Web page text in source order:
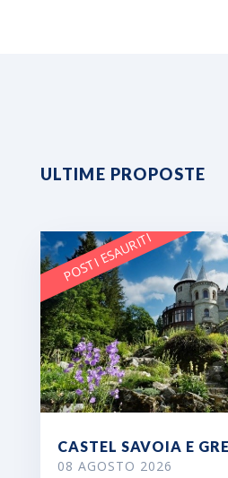
ULTIME PROPOSTE
CASTEL SAVOIA E
08 AGOSTO 2026
POSTI ESAURITI